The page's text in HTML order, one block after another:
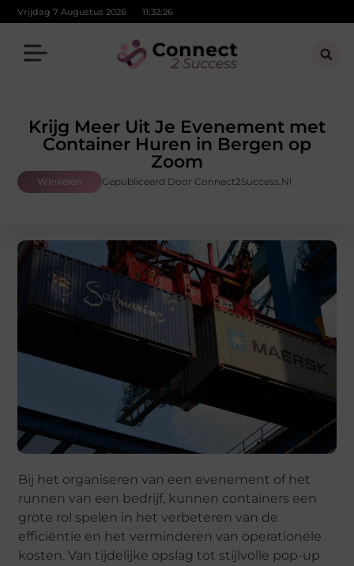
Vrijdag 7 Augustus 2026 11:32:27
Krijg Meer Uit Je Evenement met
Container Huren in Bergen op
Zoom
Winkelen Gepubliceerd Door Connect2Success.nl
Bij het organiseren van een evenement of het
runnen van een bedrijf, kunnen containers een
grote rol spelen in het verbeteren van de
efficiëntie en het verminderen van operationele
kosten. Van tijdelijke opslag tot stijlvolle pop-up